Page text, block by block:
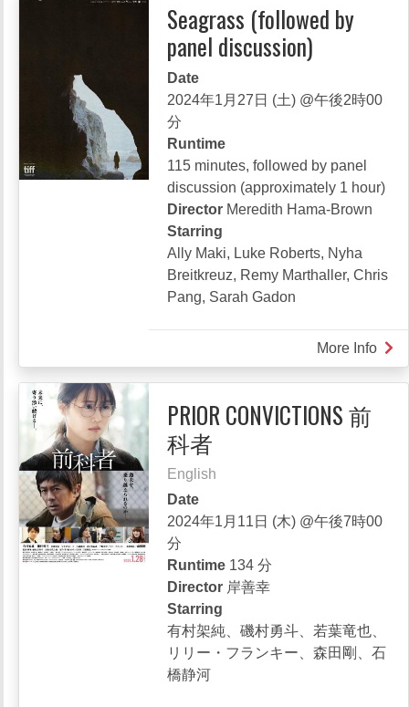
Seagrass (followed by
panel discussion)
Date
2024年1月27日 (土) @午後2時00
分
Runtime
115 minutes, followed by panel
discussion (approximately 1 hour)
Director Meredith Hama-Brown
Starring
Ally Maki, Luke Roberts, Nyha
Breitkreuz, Remy Marthaller, Chris
Pang, Sarah Gadon
More Info
PRIOR CONVICTIONS 前
科者
English
Date
2024年1月11日 (木) @午後7時00
分
Runtime 134 分
Director 岸善幸
Starring
有村架純、磯村勇斗、若葉竜也、
リリー・フランキー、森田剛、石
橋静河